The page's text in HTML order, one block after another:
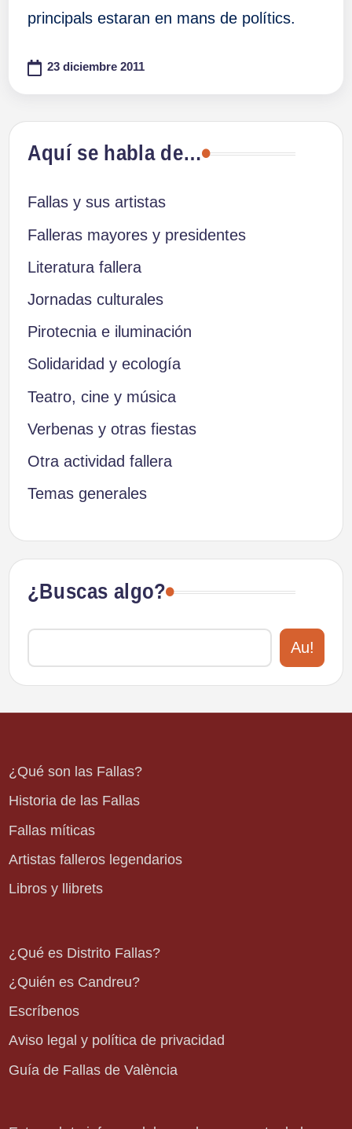
principals estaran en mans de polítics.
23 diciembre 2011
Aquí se habla de…
Fallas y sus artistas
Falleras mayores y presidentes
Literatura fallera
Jornadas culturales
Pirotecnia e iluminación
Solidaridad y ecología
Teatro, cine y música
Verbenas y otras fiestas
Otra actividad fallera
Temas generales
¿Buscas algo?
Au!
¿Qué son las Fallas?
Historia de las Fallas
Fallas míticas
Artistas falleros legendarios
Libros y llibrets
¿Qué es Distrito Fallas?
¿Quién es Candreu?
Escríbenos
Aviso legal y política de privacidad
Guía de Fallas de València